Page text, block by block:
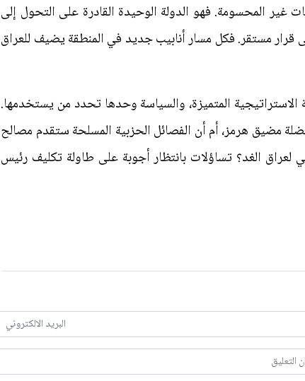
غير المحسومة. فهو الدولة الوحيدة القادرة على التحول إلى
قرار مستقر. فكل مسار أنابيب جديد في المنطقة يضيف للعراق
المتميزة، والسياسة وحدها تحدد من يستخدمها.
مضيق هرمز، أم أن الفصائل الحزبية المسلحة ستقدم مصالح
الغد؟ تساؤلات بانتظار أجوبة على طاولة تكليف رئيس